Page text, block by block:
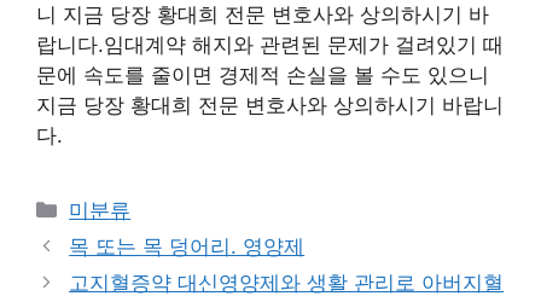
니 지금 당장 황대희 전문 변호사와 상의하시기 바
랍니다.임대계약 해지와 관련된 문제가 걸려있기 때
문에 속도를 줄이면 경제적 손실을 볼 수도 있으니
지금 당장 황대희 전문 변호사와 상의하시기 바랍니
다.
Categories
미분류
목 또는 목 덩어리. 영양제
고지혈증약 대신영양제와 생활 관리로 아버지혈